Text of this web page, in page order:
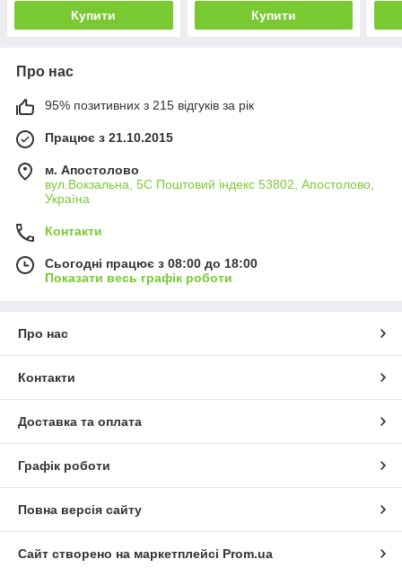
Купити Купити
Про нас
95% позитивних з 215 відгуків за рік
Працює з 21.10.2015
м. Апостолово
вул.Вокзальна, 5С Поштовий індекс 53802, Апостолово,
Україна
Контакти
Сьогодні працює з 08:00 до 18:00
Показати весь графік роботи
Про нас
Контакти
Доставка та оплата
Графік роботи
Повна версія сайту
Сайт створено на маркетплейсі Prom.ua